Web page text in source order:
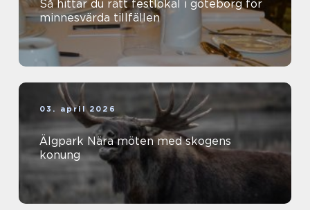
Så hittar du rätt festlokal i göteborg för
minnesvärda tillfällen
03. april 2026
Älgpark Nära möten med skogens
konung